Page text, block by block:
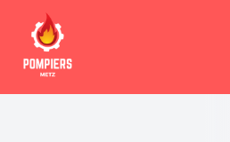
contenu